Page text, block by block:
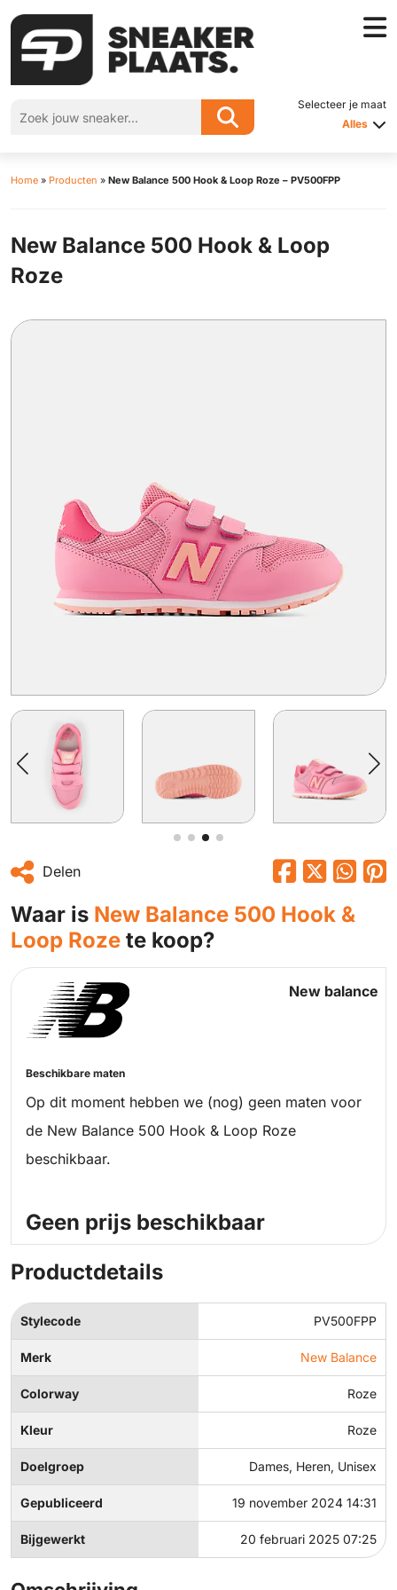
Selecteer je maat
Alles
Home » Producten » New Balance 500 Hook & Loop Roze – PV500FPP
New Balance 500 Hook & Loop
Roze
Delen
Waar is New Balance 500 Hook &
Loop Roze te koop?
New balance
Beschikbare maten
Op dit moment hebben we (nog) geen maten voor
de New Balance 500 Hook & Loop Roze
beschikbaar.
Geen prijs beschikbaar
Productdetails
Stylecode PV500FPP
Merk New Balance
Colorway Roze
Kleur Roze
Doelgroep Dames, Heren, Unisex
Gepubliceerd 19 november 2024 14:31
Bijgewerkt 20 februari 2025 07:25